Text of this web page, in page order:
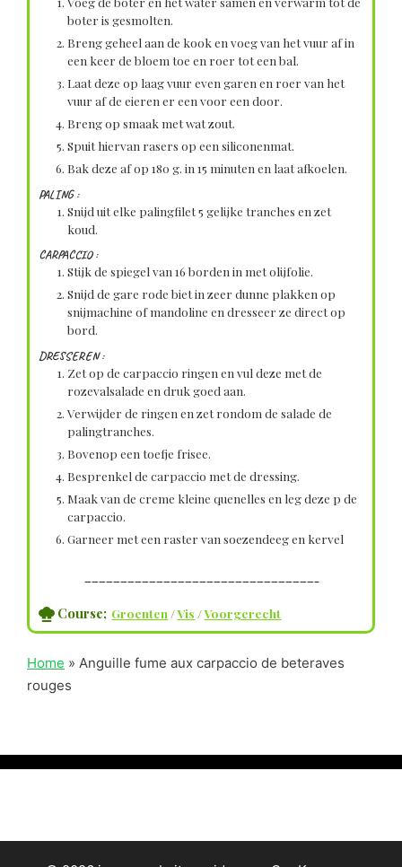
boter is gesmolten.
Breng geheel aan de kook en voeg van het vuur af in
een keer de bloem toe en roer tot een bal.
Laat deze op laag vuur even garen en roer van het
vuur af de eieren er een voor een door.
Breng op smaak met wat zout.
Spuit hiervan rasers op een siliconenmat.
Bak deze af op 180 g. in 15 minuten en laat afkoelen.
PALING :
Snijd uit elke palingfilet 5 gelijke tranches en zet
koud.
CARPACCIO :
Stijk de spiegel van 16 borden in met olijfolie.
Snijd de gare rode biet in zeer dunne plakken op
snijmachine of mandoline en dresseer ze direct op
bord.
DRESSEREN :
Zet op de carpaccio ringen en vul deze met de
rozevalsalade en druk goed aan.
Verwijder de ringen en zet rondom de salade de
palingtranches.
Bovenop een toefje frisee.
Besprenkel de carpaccio met de dressing.
Maak van de creme kleine quenelles en leg deze p de
carpaccio.
Garneer met een raster van soezendeeg en kervel
————————————————————————————————–
Course; Groenten /Vis /Voorgerecht
Home » Anguille fume aux carpaccio de beteraves
rouges